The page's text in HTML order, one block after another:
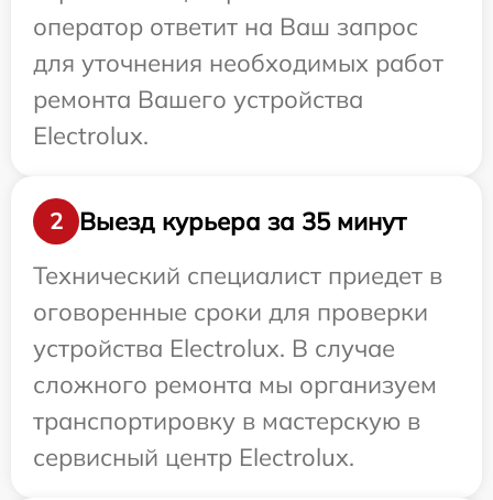
оператор ответит на Ваш запрос
для уточнения необходимых работ
ремонта Вашего устройства
Electrolux.
2
Выезд курьера за 35 минут
Технический специалист приедет в
оговоренные сроки для проверки
устройства Electrolux. В случае
сложного ремонта мы организуем
транспортировку в мастерскую в
сервисный центр Electrolux.